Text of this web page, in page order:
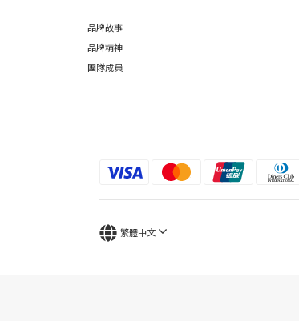
品牌故事
品牌精神
團隊成員
繁體中文